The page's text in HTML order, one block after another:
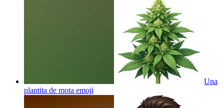
Una
plantita de mota emoji